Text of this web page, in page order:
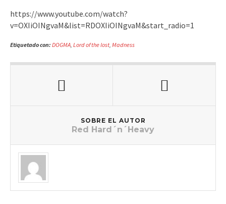
https://www.youtube.com/watch?
v=OXIiOINgvaM&list=RDOXIiOINgvaM&start_radio=1
Etiquetado con: DOGMA, Lord of the lost, Madness
SOBRE EL AUTOR
Red Hard´n´Heavy